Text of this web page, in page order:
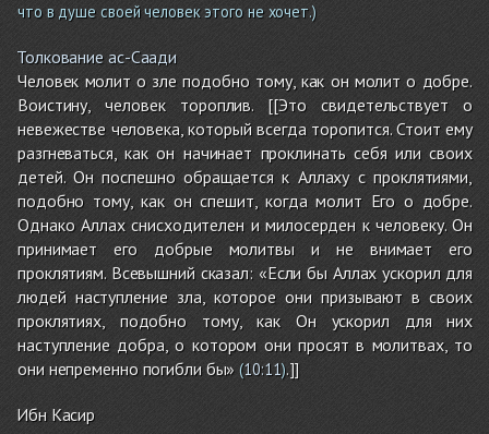
что в душе своей человек этого не хочет.)
Толкование ас-Саади
Человек молит о зле подобно тому, как он молит о добре.
Воистину, человек тороплив. [[Это свидетельствует о
невежестве человека, который всегда торопится. Стоит ему
разгневаться, как он начинает проклинать себя или своих
детей. Он поспешно обращается к Аллаху с проклятиями,
подобно тому, как он спешит, когда молит Его о добре.
Однако Аллах снисходителен и милосерден к человеку. Он
принимает его добрые молитвы и не внимает его
проклятиям. Всевышний сказал: «Если бы Аллах ускорил для
людей наступление зла, которое они призывают в своих
проклятиях, подобно тому, как Он ускорил для них
наступление добра, о котором они просят в молитвах, то
они непременно погибли бы» (10:11).]]
Ибн Касир